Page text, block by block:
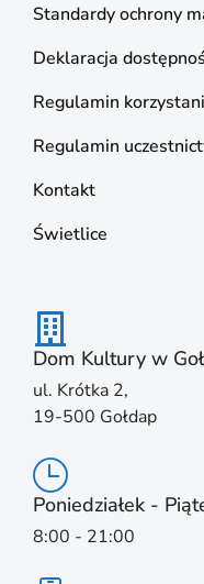
Standardy ochrony
Deklaracja
Regulamin
Regulamin
Kontakt
Świetlice
Dom Kultury w
ul. Krótka 2,
19-500 Gołdap
Poniedziałek -
8:00 - 21:00